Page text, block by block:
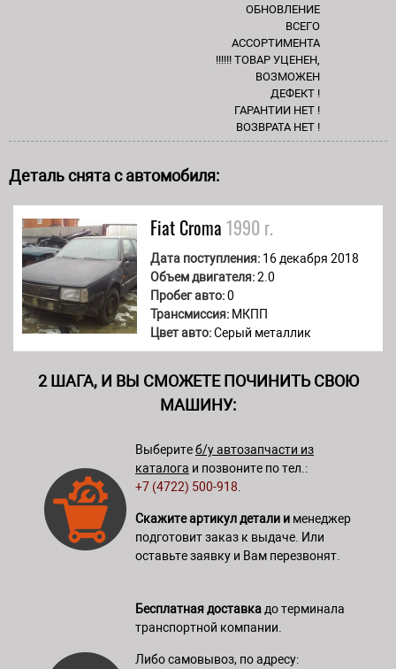
ОБНОВЛЕНИЕ
ВСЕГО
АССОРТИМЕНТА
!!!!!! ТОВАР УЦЕНЕН,
ВОЗМОЖЕН
ДЕФЕКТ !
ГАРАНТИИ НЕТ !
ВОЗВРАТА НЕТ !
Деталь снята с автомобиля:
Fiat Croma 1990 г.
Дата поступления: 16 декабря 2018
Объем двигателя:2.0
Пробег авто:0
Трансмиссия: МКПП
Цвет авто:Серый металлик
2 ШАГА, И ВЫ СМОЖЕТЕ ПОЧИНИТЬ СВОЮ
МАШИНУ:
Выберитеб/у автозапчасти из
каталога и позвоните по тел.:
+7 (4722) 500-918
Скажите артикул детали и менеджер
подготовит заказ к выдаче. Или
оставьте заявку и Вам перезвонят.
Бесплатная доставка до терминала
транспортной компании.
Либо самовывоз, по адресу: